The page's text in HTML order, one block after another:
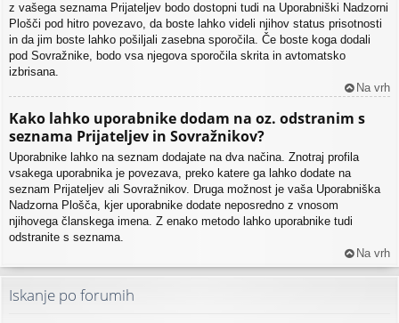
z vašega seznama Prijateljev bodo dostopni tudi na Uporabniški Nadzorni
Plošči pod hitro povezavo, da boste lahko videli njihov status prisotnosti
in da jim boste lahko pošiljali zasebna sporočila. Če boste koga dodali
pod Sovražnike, bodo vsa njegova sporočila skrita in avtomatsko
izbrisana.
Na vrh
Kako lahko uporabnike dodam na oz. odstranim s
seznama Prijateljev in Sovražnikov?
Uporabnike lahko na seznam dodajate na dva načina. Znotraj profila
vsakega uporabnika je povezava, preko katere ga lahko dodate na
seznam Prijateljev ali Sovražnikov. Druga možnost je vaša Uporabniška
Nadzorna Plošča, kjer uporabnike dodate neposredno z vnosom
njihovega članskega imena. Z enako metodo lahko uporabnike tudi
odstranite s seznama.
Na vrh
Iskanje po forumih